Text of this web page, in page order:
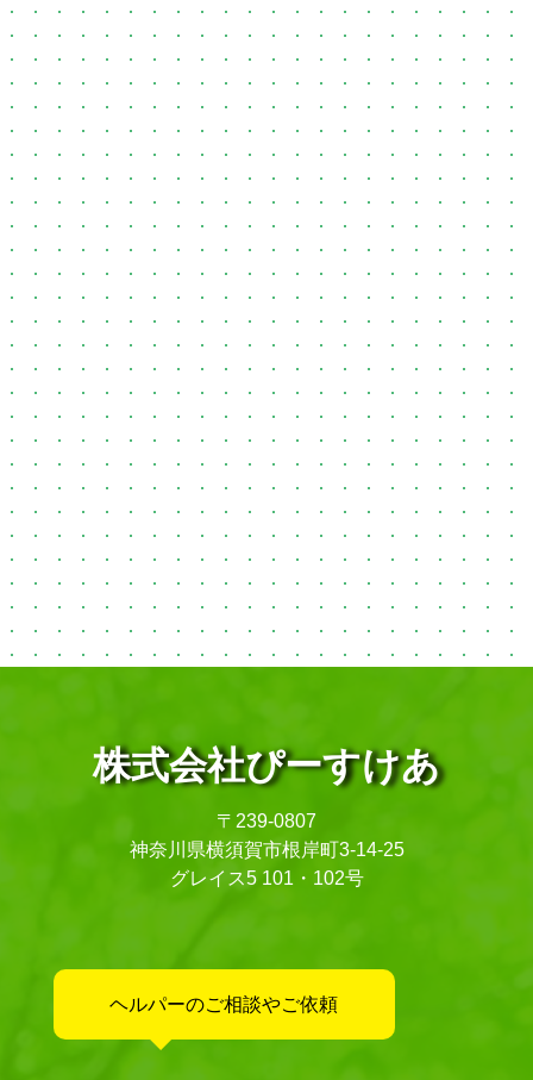
株式会社ぴーすけあ
〒239-0807
神奈川県横須賀市根岸町3-14-25
グレイス5 101・102号
ヘルパーのご相談やご依頼